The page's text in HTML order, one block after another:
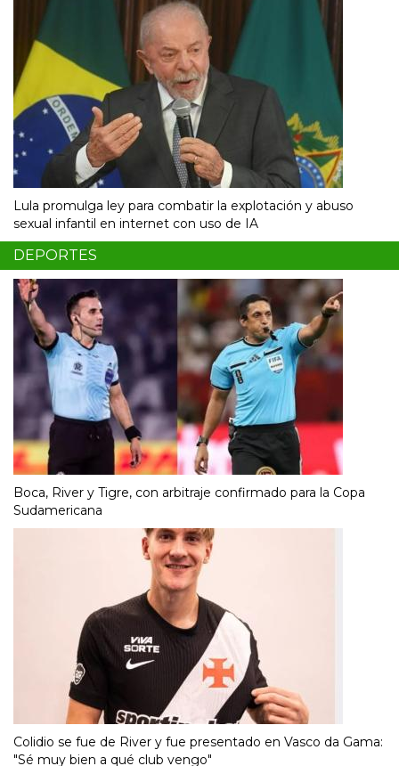
Lula promulga ley para combatir la explotación y abuso
sexual infantil en internet con uso de IA
DEPORTES
Boca, River y Tigre, con arbitraje confirmado para la Copa
Sudamericana
Colidio se fue de River y fue presentado en Vasco da Gama:
"Sé muy bien a qué club vengo"